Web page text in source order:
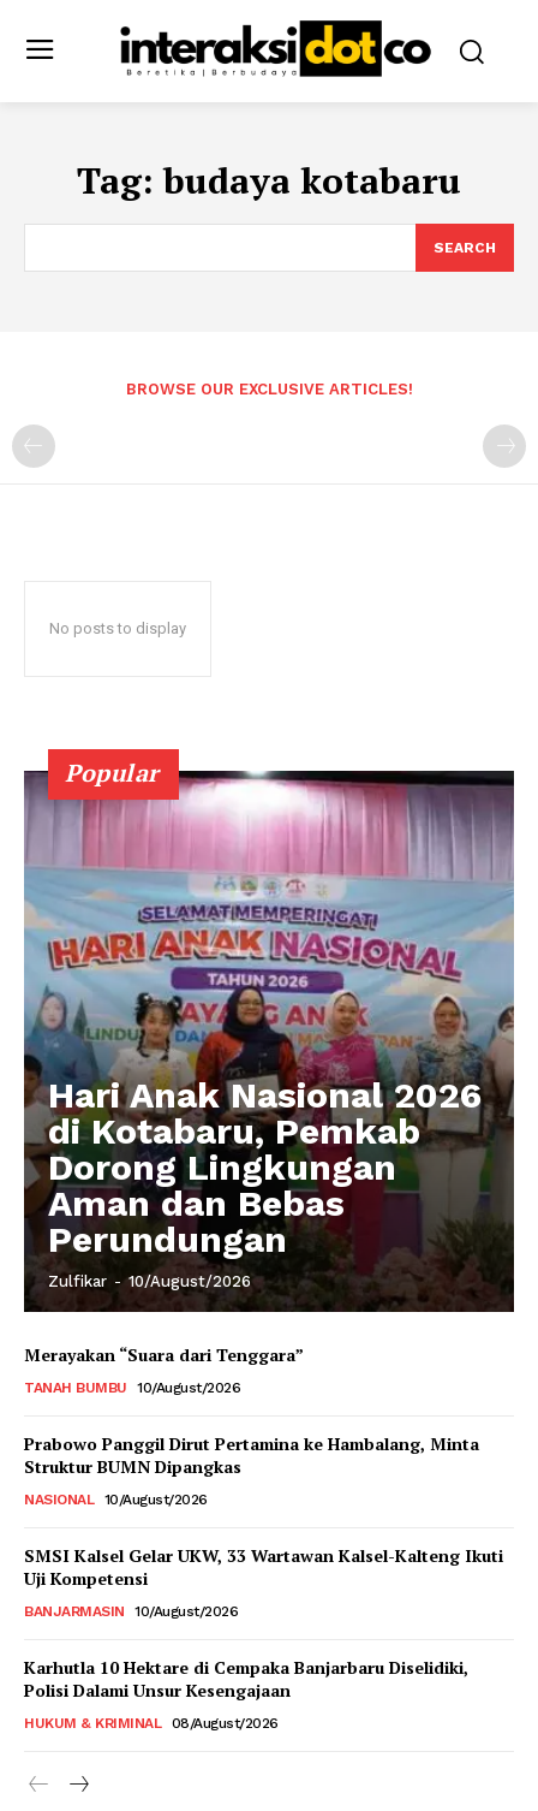
Tag:budaya kotabaru
SEARCH
BROWSE OUR EXCLUSIVE ARTICLES!
No posts to display
Popular
Hari Anak Nasional 2026
di Kotabaru, Pemkab
Dorong Lingkungan
Aman dan Bebas
Perundungan
Zulfikar - 10/August/2026
Merayakan “Suara dari Tenggara”
TANAH BUMBU 10/August/2026
Prabowo Panggil Dirut Pertamina ke Hambalang, Minta
Struktur BUMN Dipangkas
NASIONAL 10/August/2026
SMSI Kalsel Gelar UKW, 33 Wartawan Kalsel-Kalteng Ikuti
Uji Kompetensi
BANJARMASIN 10/August/2026
Karhutla 10 Hektare di Cempaka Banjarbaru Diselidiki,
Polisi Dalami Unsur Kesengajaan
HUKUM & KRIMINAL 08/August/2026